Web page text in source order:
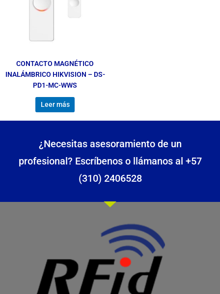
CONTACTO MAGNÉTICO
INALÁMBRICO HIKVISION – DS-
PD1-MC-WWS
Leer más
¿Necesitas asesoramiento de un
profesional? Escríbenos o llámanos al +57
(310) 2406528